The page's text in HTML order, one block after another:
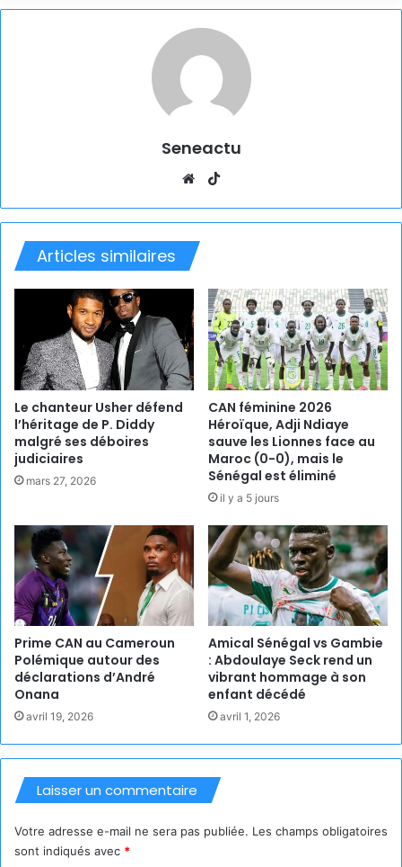
Seneactu
Website
Articles similaires
Le chanteur Usher défend
l’héritage de P. Diddy
malgré ses déboires
judiciaires
mars 27, 2026
CAN féminine 2026
Héroïque, Adji Ndiaye
sauve les Lionnes face au
Maroc (0-0), mais le
Sénégal est éliminé
il y a 5 jours
Prime CAN au Cameroun
Polémique autour des
déclarations d’André
Onana
avril 19, 2026
Amical Sénégal vs Gambie
: Abdoulaye Seck rend un
vibrant hommage à son
enfant décédé
avril 1, 2026
Laisser un commentaire
Votre adresse e-mail ne sera pas publiée. Les champs obligatoires
sont indiqués avec *